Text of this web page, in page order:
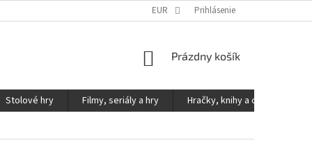
PODMIENKY OCHRANY OSOBNÝCH ÚDAJOV
EUR Prihlásenie
NÁKUPNÝ
Prázdny košík
Stolové hry Filmy, seriály a hry
Hračky, knihy a ostatné